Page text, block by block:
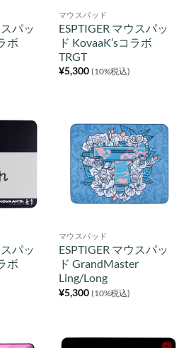
パッ
ボ
マウスパッド
ESPTIGER マウスパッ
ド KovaaK’sコラボ
TRGT
¥5,300 (10%税込)
パッ
ボ
マウスパッド
ESPTIGER マウスパッ
ド GrandMaster
Ling/Long
¥5,300 (10%税込)